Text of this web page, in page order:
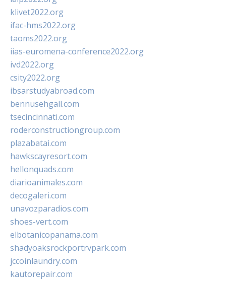
klivet2022.org
ifac-hms2022.org
taoms2022.org
iias-euromena-conference2022.org
ivd2022.org
csity2022.org
ibsarstudyabroad.com
bennusehgall.com
tsecincinnati.com
roderconstructiongroup.com
plazabatai.com
hawkscayresort.com
hellonquads.com
diarioanimales.com
decogaleri.com
unavozparadios.com
shoes-vert.com
elbotanicopanama.com
shadyoaksrockportrvpark.com
jccoinlaundry.com
kautorepair.com